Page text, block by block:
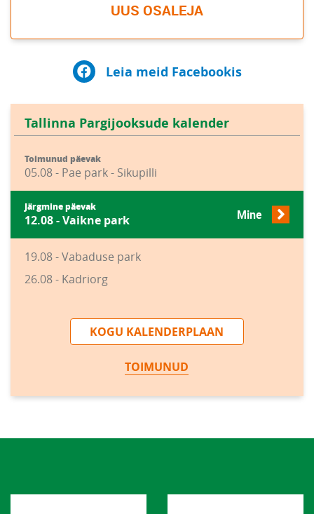
UUS OSALEJA
Leia meid Facebookis
Tallinna Pargijooksude kalender
Toimunud päevak
05.08 - Pae park - Sikupilli
Järgmine päevak
12.08 - Vaikne park Mine
19.08 - Vabaduse park
26.08 - Kadriorg
KOGU KALENDERPLAAN
TOIMUNUD